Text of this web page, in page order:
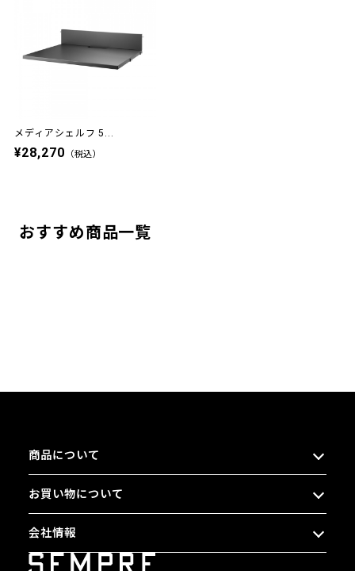
メディアシェルフ 5...
¥28,270 （税込）
おすすめ商品一覧
商品について
お買い物について
会社情報